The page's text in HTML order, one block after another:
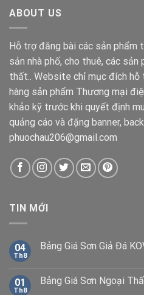
ABOUT US
Hỗ trợ đăng bài các sản phẩm
sản nhà phố, cho thuê, các
thất.. Website chỉ mục đích hỗ
hàng sản phẩm Thương mại
khảo kỹ trước khi quyết định
quảng cáo và đặng banner,
phuochau206@gmail.com
TIN MỚI
04
Th8
Bảng Giá Sơn Giả Đá
01
Th8
Bảng Giá Sơn Ngoại